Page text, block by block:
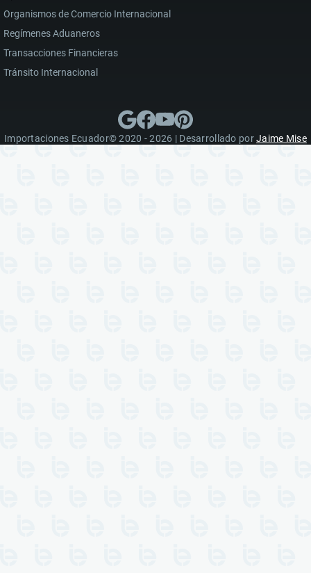
Organismos de Comercio Internacional
Regímenes Aduaneros
Transacciones Financieras
Tránsito Internacional
Importaciones Ecuador© 2020 - 2026 | Desarrollado porJaime Mise